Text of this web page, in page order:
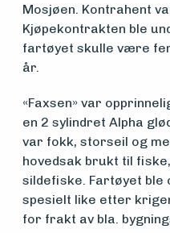
Søk
om
midler
Vern,
vedlikehold
og drift
Mosjøen. Kontrahent
Kjøpekontrakten ble
fartøyet skulle være
år.
«Faxsen» var
en 2 sylindret Alpha
var fokk, storseil og
hovedsak brukt til
sildefiske. Fartøyet
spesielt like etter
for frakt av bla.